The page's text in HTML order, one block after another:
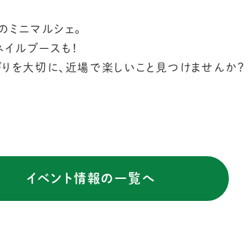
ニマルシェ。
ルブースも！
大切に、近場で楽しいこと見つけませんか？
イベント情報の一覧へ